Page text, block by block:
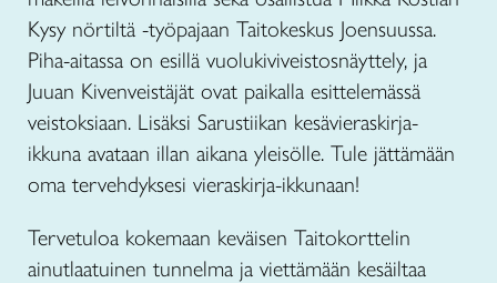
Kysy nörtiltä -työpajaan Taitokeskus Joensuussa.
Piha-aitassa on esillä vuolukiviveistosnäyttely, ja
Juuan Kivenveistäjät ovat paikalla esittelemässä
veistoksiaan. Lisäksi Sarustiikan kesävieraskirja-
ikkuna avataan illan aikana yleisölle. Tule jättämään
oma tervehdyksesi vieraskirja-ikkunaan!
Tervetuloa kokemaan keväisen Taitokorttelin
ainutlaatuinen tunnelma ja viettämään kesäiltaa